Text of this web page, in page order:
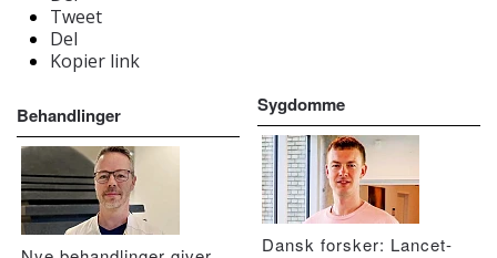
Tweet
Del
Kopier link
Behandlinger Sygdomme
Dansk forsker: Lancet-